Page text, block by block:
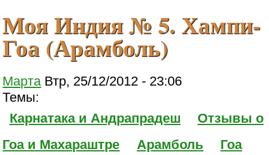
Моя Индия № 5. Хампи-
Гоа (Арамболь)
Марта Втр, 25/12/2012 - 23:06
Темы:
Карнатака и Андрапрадеш
Отзывы о
Гоа и Махараштре
Арамболь
Гоа